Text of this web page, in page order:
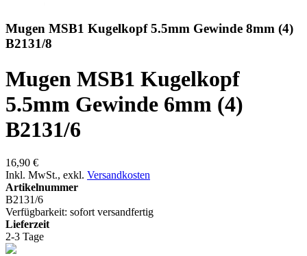
Mugen MSB1 Kugelkopf 5.5mm Gewinde 8mm (4)
B2131/8
Mugen MSB1 Kugelkopf
5.5mm Gewinde 6mm (4)
B2131/6
16,90 €
Inkl. MwSt., exkl. Versandkosten
Artikelnummer
B2131/6
Verfügbarkeit: sofort versandfertig
Lieferzeit
2-3 Tage